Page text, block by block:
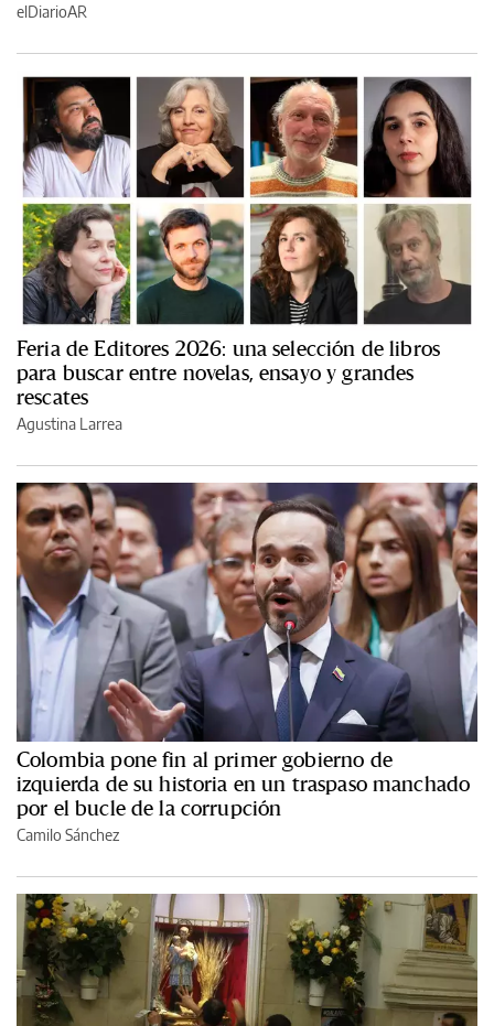
elDiarioAR
Feria de Editores 2026: una selección de libros
para buscar entre novelas, ensayo y grandes
rescates
Agustina Larrea
Colombia pone fin al primer gobierno de
izquierda de su historia en un traspaso manchado
por el bucle de la corrupción
Camilo Sánchez